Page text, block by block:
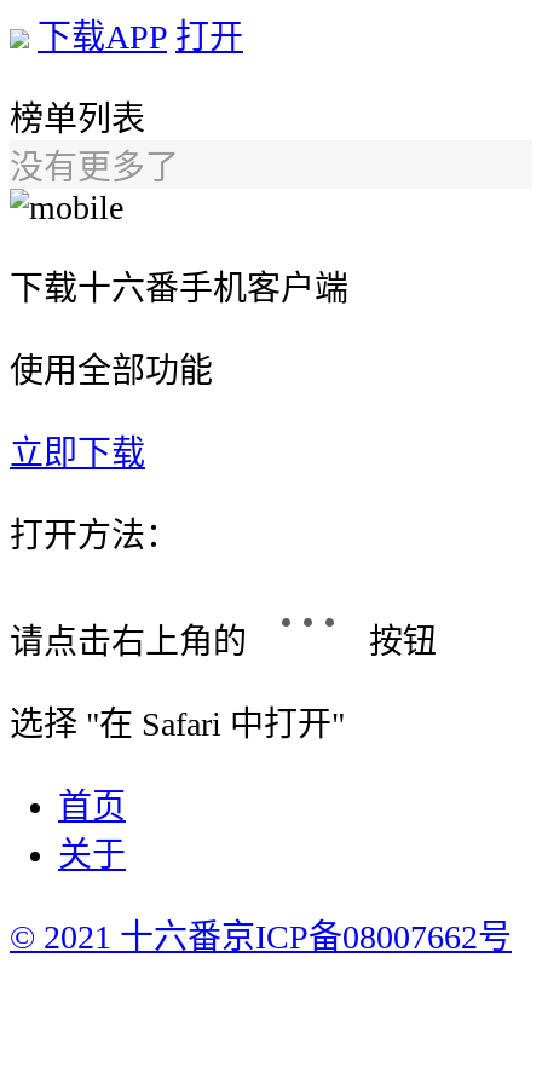
下载APP 打开
榜单列表
没有更多了
下载十六番手机客户端
使用全部功能
立即下载
打开方法：
请点击右上角的 按钮
选择 "在 Safari 中打开"
首页
关于
© 2021 十六番京ICP备08007662号